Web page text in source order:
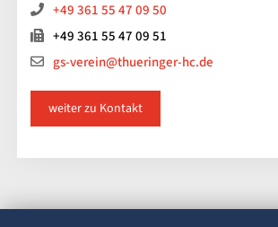
+49 361 55 47 09 50
+49 361 55 47 09 51
gs-verein@thueringer-hc.de
weiter zu Kontakt